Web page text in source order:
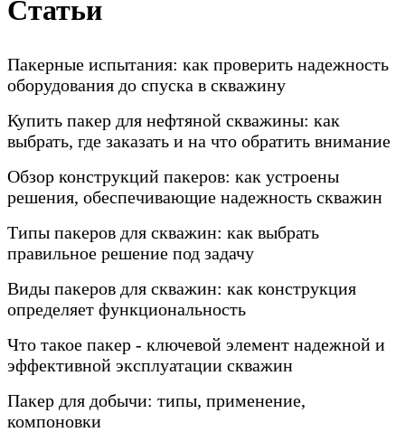
Статьи
Пакерные испытания: как проверить надежность
оборудования до спуска в скважину
Купить пакер для нефтяной скважины: как
выбрать, где заказать и на что обратить внимание
Обзор конструкций пакеров: как устроены
решения, обеспечивающие надежность скважин
Типы пакеров для скважин: как выбрать
правильное решение под задачу
Виды пакеров для скважин: как конструкция
определяет функциональность
Что такое пакер - ключевой элемент надежной и
эффективной эксплуатации скважин
Пакер для добычи: типы, применение,
компоновки